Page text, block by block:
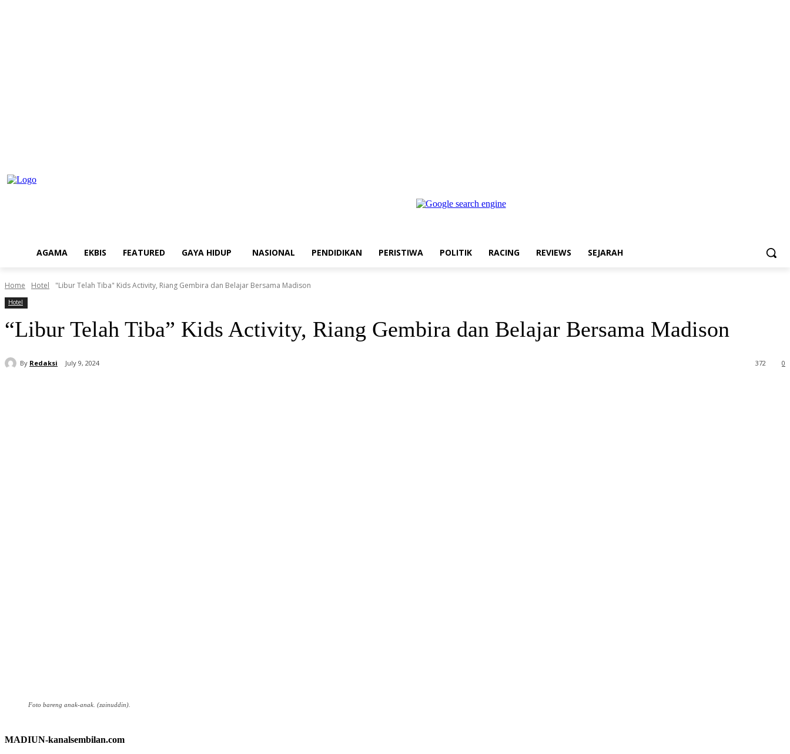
AGAMA EKBIS FEATURED GAYA HIDUP NASIONAL PENDIDIKAN PERISTIWA POLITIK RACING REVIEWS SEJARAH
Home Hotel "Libur Telah Tiba" Kids Activity, Riang Gembira dan Belajar Bersama Madison
Hotel
“Libur Telah Tiba” Kids Activity, Riang Gembira dan Belajar Bersama Madison
By Redaksi July 9, 2024 0
372
Foto bareng anak-anak. (zainuddin).
MADIUN-kanalsembilan.com